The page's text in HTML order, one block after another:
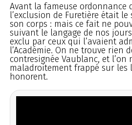
Avant la fameuse ordonnance
l’exclusion de Furetière était
son corps : mais ce fait ne
suivant le langage de nos
exclu par ceux qui l’avaient
l’Académie. On ne trouve rien
contresignée Vaublanc, et l’on
maladroitement frappé sur les
honorent.